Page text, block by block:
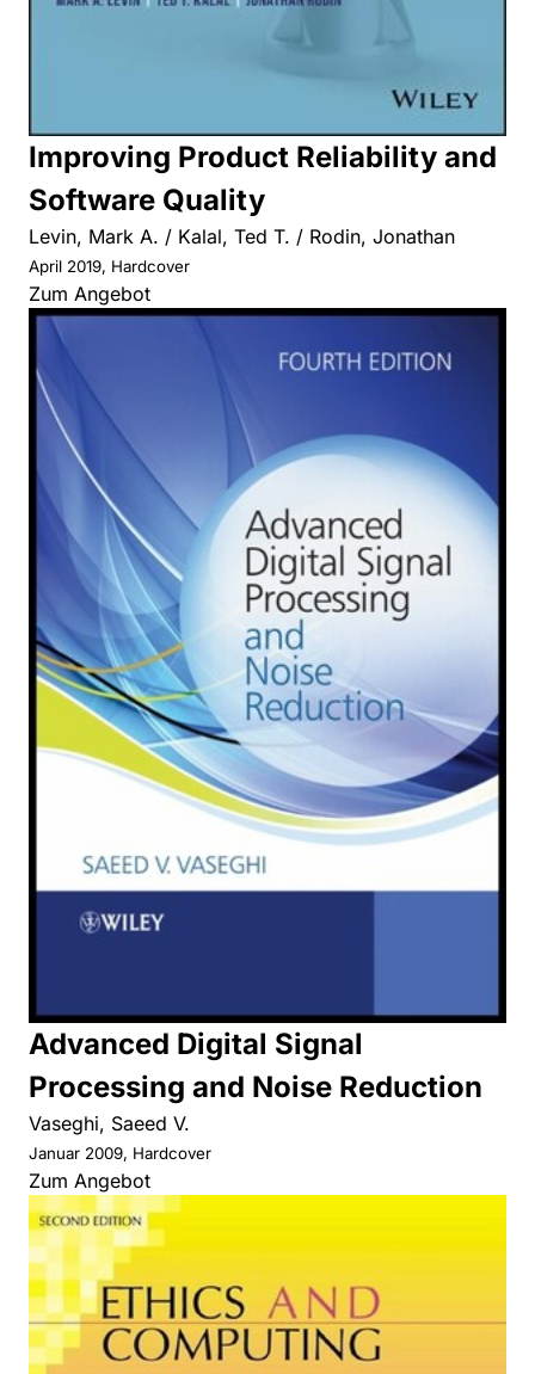
Improving Product Reliability and
Software Quality
Levin, Mark A. / Kalal, Ted T. / Rodin, Jonathan
April 2019, Hardcover
Zum Angebot
Advanced Digital Signal
Processing and Noise Reduction
Vaseghi, Saeed V.
Januar 2009, Hardcover
Zum Angebot